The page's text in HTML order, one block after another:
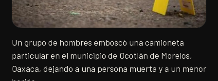
Un grupo de hombres emboscó una camioneta
particular en el municipio de Ocotlán de Morelos,
Oaxaca, dejando a una persona muerta y a un menor